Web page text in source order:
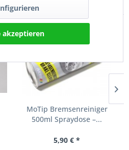
MoTip Bremsenreiniger
500ml Spraydose –...
5,90 € *
akzeptieren